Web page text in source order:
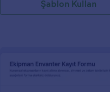
Şablon Kullan